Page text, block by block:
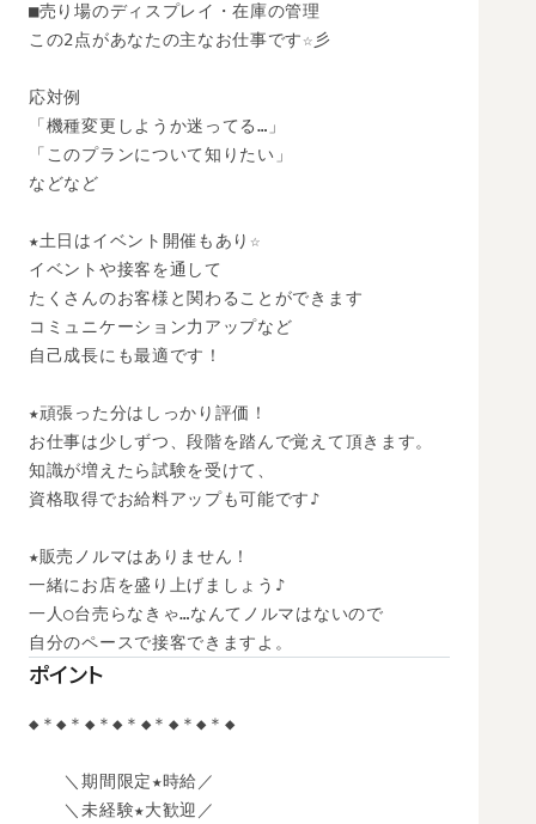
■売り場のディスプレイ・在庫の管理
この2点があなたの主なお仕事です☆彡
応対例
「機種変更しようか迷ってる…」
「このプランについて知りたい」
などなど
★土日はイベント開催もあり☆
イベントや接客を通して
たくさんのお客様と関わることができます
コミュニケーション力アップなど
自己成長にも最適です！
★頑張った分はしっかり評価！
お仕事は少しずつ、段階を踏んで覚えて頂きます。
知識が増えたら試験を受けて、
資格取得でお給料アップも可能です♪
★販売ノルマはありません！
一緒にお店を盛り上げましょう♪
一人○台売らなきゃ…なんてノルマはないので
自分のペースで接客できますよ。
ポイント
◆＊◆＊◆＊◆＊◆＊◆＊◆＊◆
＼期間限定★時給／
＼未経験★大歓迎／